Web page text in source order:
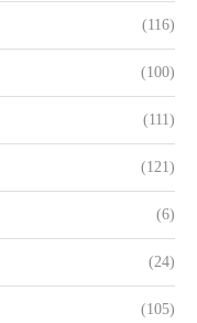
(116)
(100)
(111)
(121)
(6)
(24)
(105)